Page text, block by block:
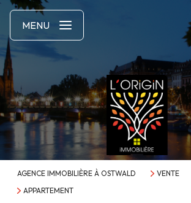
MENU
AGENCE IMMOBILIÈRE À OSTWALD VENTE
APPARTEMENT